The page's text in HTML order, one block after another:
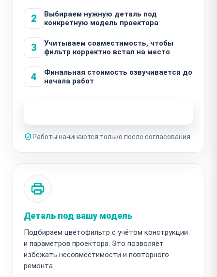
2
Выбираем нужную деталь под
конкретную модель проектора
3
Учитываем совместимость, чтобы
фильтр корректно встал на место
4
Финальная стоимость озвучивается до
начала работ
Работы начинаются только после согласования.
Деталь под вашу модель
Подбираем цветофильтр с учётом конструкции
и параметров проектора. Это позволяет
избежать несовместимости и повторного
ремонта.